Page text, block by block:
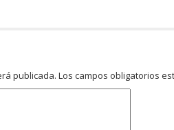
publicada. Los campos obligatorios